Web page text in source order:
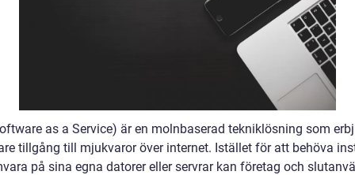
as a Service) är en molnbaserad tekniklösning som
tillgång till mjukvaror över internet. Istället för att behöva
på sina egna datorer eller servrar kan företag och